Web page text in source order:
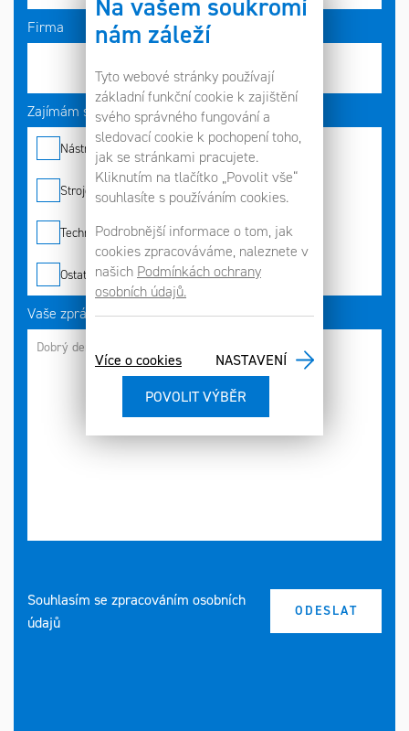
nám záleží
Tyto webové stránky používají
základní funkční cookie k zajištění
svého správného fungování a
sledovací cookie k pochopení toho,
jak se stránkami pracujete.
Kliknutím na tlačítko „Povolit vše“
souhlasíte s používáním cookies.
Podrobnější informace o tom, jak
cookies zpracováváme, naleznete v
našich Podmínkách ochrany
osobních údajů.
Více o cookies NASTAVENÍ
Firma
Zajímám se o*
Nástroje
Stroje
Technologie
Ostatní
Vaše zpráva
Souhlasím se zpracováním osobních
údajů